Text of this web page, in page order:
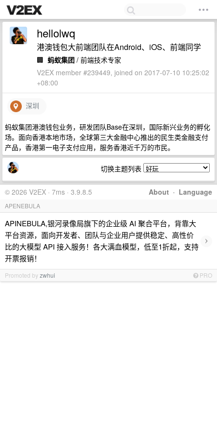
hellolwq
港澳钱包大前端团队在Android、iOS、前端同学
🏢 蚂蚁集团 / 前端技术专家
V2EX member #239449, joined on 2017-07-10 10:25:02
+08:00
深圳
蚂蚁集团港澳钱包业务，研发团队Base在深圳，国际新兴业务的孵化
场。面向香港本地市场，全球第三大金融中心推出的民生类金融支付
产品，香港第一电子支付应用，服务香港近千万的市民。
切换主题列表
About · Language
© 2026 V2EX · 7ms · 3.9.8.5
APENEBULA
APINEBULA,银河录像局旗下的企业级 AI 聚合平台，背靠大
平台资源，面向开发者、团队与企业用户提供稳定、高性价
比的大模型 API 接入服务！各大满血模型，低至1折起，支持
开票报销！
›
Promoted byzwhui PRO